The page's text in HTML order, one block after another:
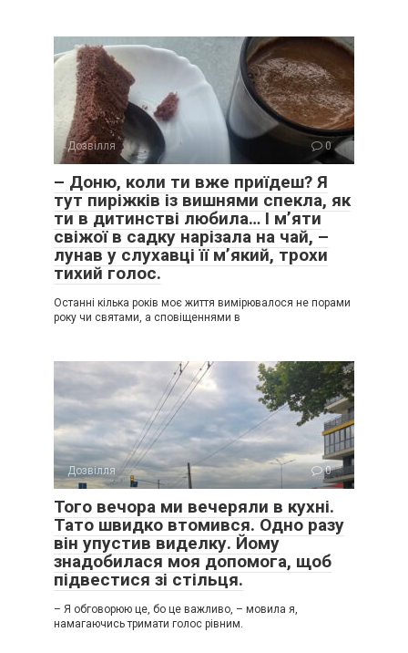
Дозвілля 0
– Доню, коли ти вже приїдеш? Я
тут пиріжків із вишнями спекла, як
ти в дитинстві любила… І м’яти
свіжої в садку нарізала на чай, –
лунав у слухавці її м’який, трохи
тихий голос.
Останні кілька років моє життя вимірювалося не порами
року чи святами, а сповіщеннями в
Дозвілля 0
Того вечора ми вечеряли в кухні.
Тато швидко втомився. Одно разу
він упустив виделку. Йому
знадобилася моя допомога, щоб
підвестися зі стільця.
– Я обговорюю це, бо це важливо, – мовила я,
намагаючись тримати голос рівним.